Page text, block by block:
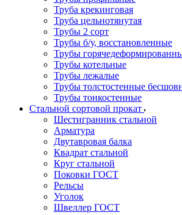
Труба крекинговая
Труба цельнотянутая
Трубы 2 сорт
Трубы б/у, восстановленные
Трубы
Трубы котельные
Трубы лежалые
Трубы толстостенные
Трубы тонкостенные
Стальной сортовой прокат
Шестигранник стальной
Арматура
Двутавровая балка
Квадрат стальной
Круг стальной
Поковки ГОСТ
Рельсы
Уголок
Швеллер ГОСТ